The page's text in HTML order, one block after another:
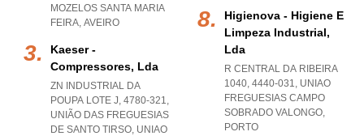
MOZELOS SANTA MARIA
FEIRA, AVEIRO
Kaeser -
Compressores, Lda
ZN INDUSTRIAL DA
POUPA LOTE J, 4780-321,
UNIÃO DAS FREGUESIAS
DE SANTO TIRSO, UNIAO
Higienova - Higiene E
Limpeza Industrial,
Lda
R CENTRAL DA RIBEIRA
1040, 4440-031, UNIAO
FREGUESIAS CAMPO
SOBRADO VALONGO,
PORTO